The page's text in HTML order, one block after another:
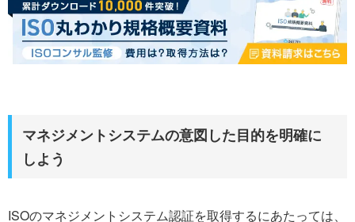
マネジメントシステムの意図した目的を明確に
しよう
ISOのマネジメントシステム認証を取得するにあたっては、